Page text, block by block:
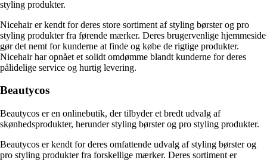
styling produkter.
Nicehair er kendt for deres store sortiment af styling børster og pro
styling produkter fra førende mærker. Deres brugervenlige hjemmeside
gør det nemt for kunderne at finde og købe de rigtige produkter.
Nicehair har opnået et solidt omdømme blandt kunderne for deres
pålidelige service og hurtig levering.
Beautycos
Beautycos er en onlinebutik, der tilbyder et bredt udvalg af
skønhedsprodukter, herunder styling børster og pro styling produkter.
Beautycos er kendt for deres omfattende udvalg af styling børster og
pro styling produkter fra forskellige mærker. Deres sortiment er